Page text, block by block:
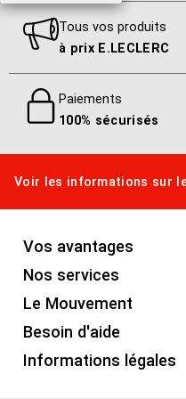
Warner music france
CD Digipack
Nombre de disque(s)
Tous vos produits
à prix E.LECLERC
Paiements
100% sécurisés
Voir les informations sur
Vos avantages
Nos services
Le Mouvement
Besoin d'aide
Informations légales